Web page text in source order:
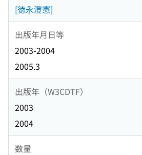
[徳永澄憲]
出版年月日等
2003-2004
2005.3
出版年（W3CDTF）
2003
2004
数量